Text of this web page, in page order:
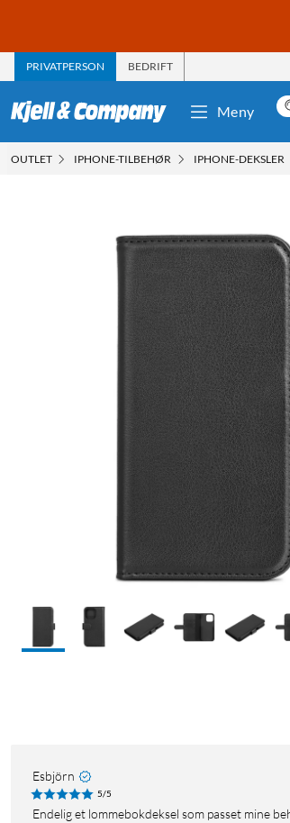
PRIVATPERSON BEDRIFT
Meny
OUTLET IPHONE-TILBEHØR IPHONE-DEKSLER
Esbjörn
5/5
Endelig et lommebokdeksel som passet mine